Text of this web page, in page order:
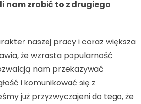
nam zrobić to z drugiego
naszej pracy i coraz większa
że wzrasta popularność
nam przekazywać
i komunikować się z
już przyzwyczajeni do tego, że